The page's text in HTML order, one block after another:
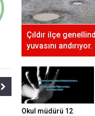
Çıldır ilçe
yuvasını andırıyor.
Okul müdürü 12